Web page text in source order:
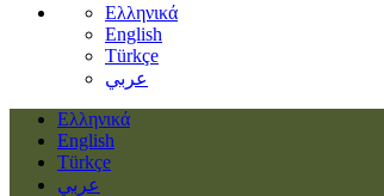
Ελληνικά
English
Türkçe
عربي
Ελληνικά
English
Türkçe
عربي